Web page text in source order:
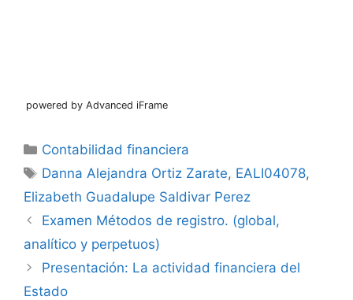
powered by Advanced iFrame
Categorías
Contabilidad financiera
Etiquetas
Danna Alejandra Ortiz Zarate, EALI04078,
Elizabeth Guadalupe Saldivar Perez
Examen Métodos de registro. (global,
analítico y perpetuos)
Presentación: La actividad financiera del
Estado